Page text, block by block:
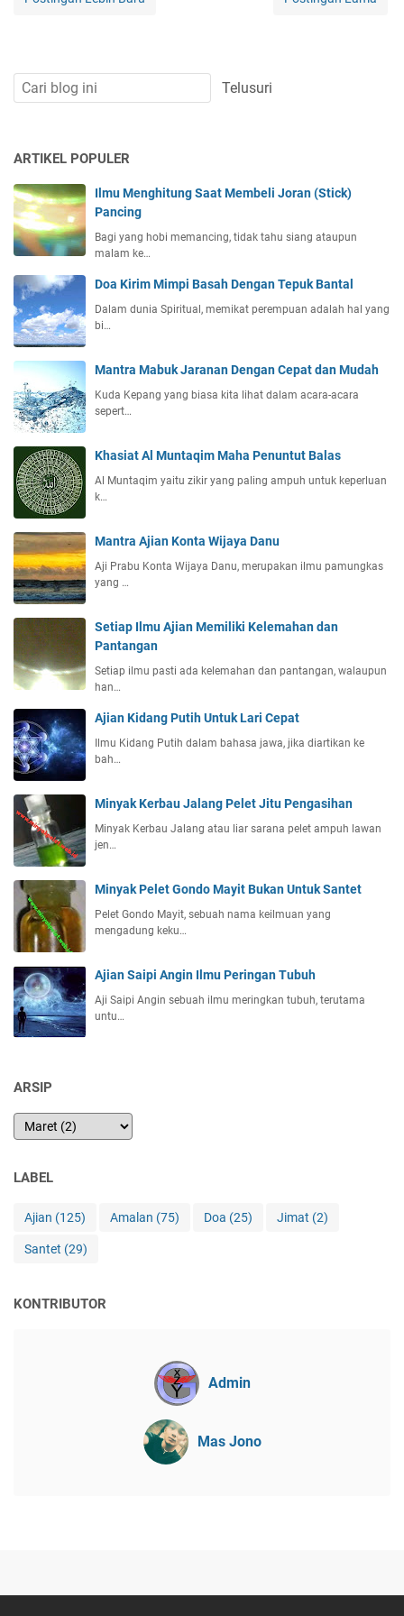
ARTIKEL POPULER
Ilmu Menghitung Saat Membeli Joran (Stick)
Pancing
Bagi yang hobi memancing, tidak tahu siang ataupun
malam ke…
Doa Kirim Mimpi Basah Dengan Tepuk Bantal
Dalam dunia Spiritual, memikat perempuan adalah hal yang
bi…
Mantra Mabuk Jaranan Dengan Cepat dan Mudah
Kuda Kepang yang biasa kita lihat dalam acara-acara
sepert…
Khasiat Al Muntaqim Maha Penuntut Balas
Al Muntaqim yaitu zikir yang paling ampuh untuk keperluan
k…
Mantra Ajian Konta Wijaya Danu
Aji Prabu Konta Wijaya Danu, merupakan ilmu pamungkas
yang …
Setiap Ilmu Ajian Memiliki Kelemahan dan
Pantangan
Setiap ilmu pasti ada kelemahan dan pantangan, walaupun
han…
Ajian Kidang Putih Untuk Lari Cepat
Ilmu Kidang Putih dalam bahasa jawa, jika diartikan ke
bah…
Minyak Kerbau Jalang Pelet Jitu Pengasihan
Minyak Kerbau Jalang atau liar sarana pelet ampuh lawan
jen…
Minyak Pelet Gondo Mayit Bukan Untuk Santet
Pelet Gondo Mayit, sebuah nama keilmuan yang
mengadung keku…
Ajian Saipi Angin Ilmu Peringan Tubuh
Aji Saipi Angin sebuah ilmu meringkan tubuh, terutama
untu…
ARSIP
LABEL
Ajian (125) Amalan (75) Doa (25) Jimat (2)
Santet (29)
KONTRIBUTOR
Admin
Mas Jono